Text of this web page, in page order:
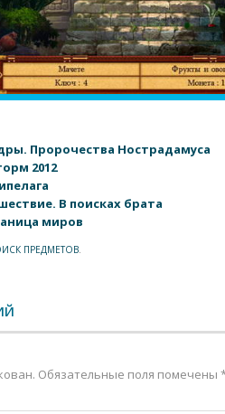
Пророчества Нострадамуса
2012
В поисках брата
миров
ПРЕДМЕТОВ.
Обязательные поля помечены